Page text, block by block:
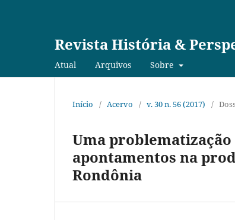
Revista História &
Atual Arquivos Sobre
Início / Acervo / v. 30 n. 56 (2017) /
Uma
apontamentos na
Rondônia